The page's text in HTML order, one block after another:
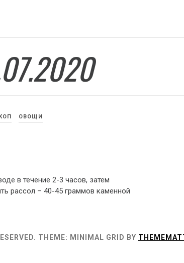
ОВОЩИ
в течение 2-3 часов, затем
рассол – 40-45 граммов каменной
THEME: MINIMAL GRID BY